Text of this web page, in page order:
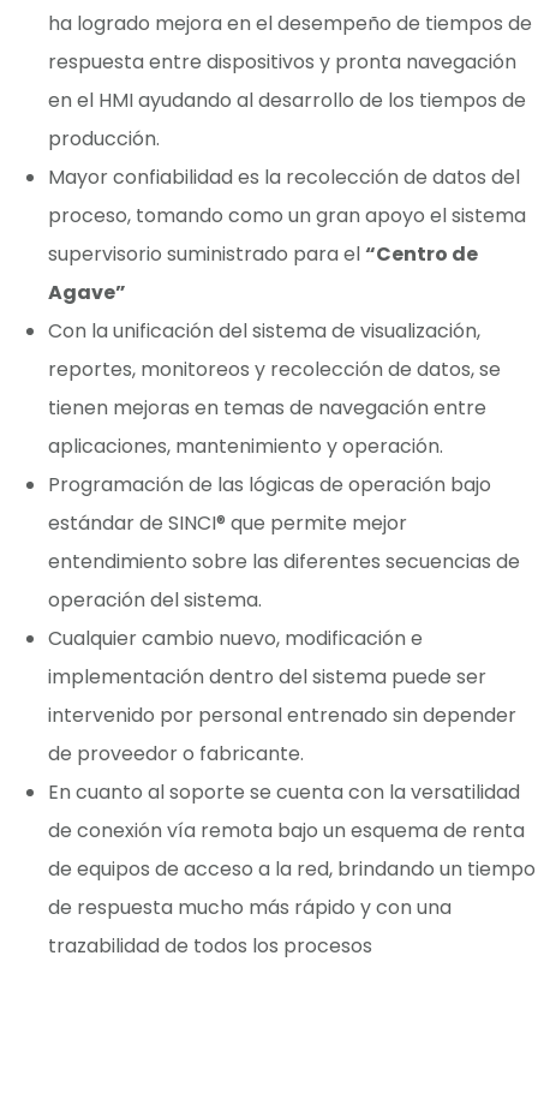
ha logrado mejora en el desempeño de tiempos de
respuesta entre dispositivos y pronta navegación
en el HMI ayudando al desarrollo de los tiempos de
producción.
Mayor confiabilidad es la recolección de datos del
proceso, tomando como un gran apoyo el sistema
supervisorio suministrado para el“Centro de
Agave”
Con la unificación del sistema de visualización,
reportes, monitoreos y recolección de datos, se
tienen mejoras en temas de navegación entre
aplicaciones, mantenimiento y operación.
Programación de las lógicas de operación bajo
estándar de SINCI® que permite mejor
entendimiento sobre las diferentes secuencias de
operación del sistema.
Cualquier cambio nuevo, modificación e
implementación dentro del sistema puede ser
intervenido por personal entrenado sin depender
de proveedor o fabricante.
En cuanto al soporte se cuenta con la versatilidad
de conexión vía remota bajo un esquema de renta
de equipos de acceso a la red, brindando un tiempo
de respuesta mucho más rápido y con una
trazabilidad de todos los procesos